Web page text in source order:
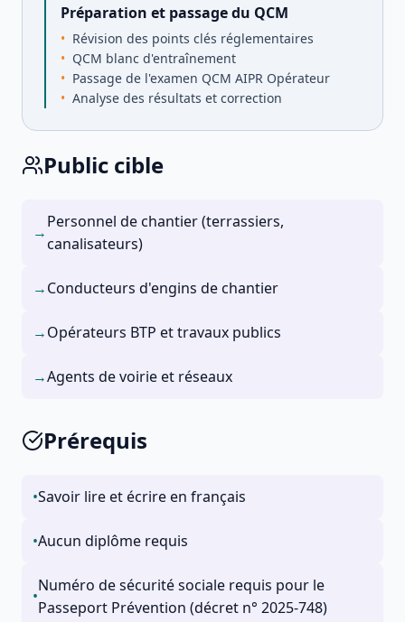
Préparation et passage du QCM
Révision des points clés réglementaires
QCM blanc d'entraînement
Passage de l'examen QCM AIPR Opérateur
Analyse des résultats et correction
Public cible
→
Personnel de chantier (terrassiers,
canalisateurs)
→Conducteurs d'engins de chantier
→Opérateurs BTP et travaux publics
→Agents de voirie et réseaux
Prérequis
•Savoir lire et écrire en français
•Aucun diplôme requis
•
Numéro de sécurité sociale requis pour le
Passeport Prévention (décret n° 2025-748)